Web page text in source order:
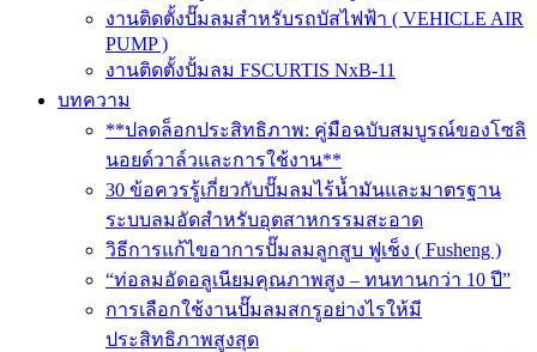
งานติดตั้งปั๊มลมสำหรับรถบัสไฟฟ้า ( VEHICLE AIR
PUMP )
งานติดตั้งปั้มลม FSCURTIS NxB-11
บทความ
**ปลดล็อกประสิทธิภาพ: คู่มือฉบับสมบูรณ์ของโซลิ
นอยด์วาล์วและการใช้งาน**
30 ข้อควรรู้เกี่ยวกับปั๊มลมไร้น้ำมันและมาตรฐาน
ระบบลมอัดสำหรับอุตสาหกรรมสะอาด
วิธีการแก้ไขอาการปั๊มลมลูกสูบ ฟูเช็ง ( Fusheng )
“ท่อลมอัดอลูเนียมคุณภาพสูง – ทนทานกว่า 10 ปี”
การเลือกใช้งานปั๊มลมสกรูอย่างไรให้มี
ประสิทธิภาพสูงสุด